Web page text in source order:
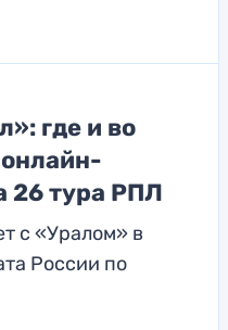
где и во
26 тура РПЛ
с «Уралом» в
России по